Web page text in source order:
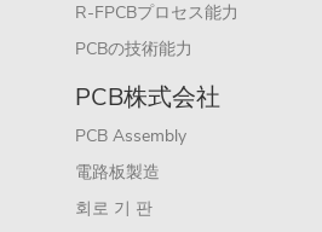
R-FPCBプロセス能力
PCBの技術能力
PCB株式会社
PCB Assembly
電路板製造
회로 기 판